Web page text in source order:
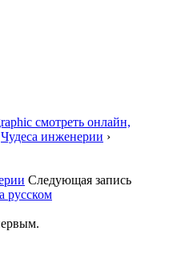
смотреть онлайн,
Чудеса инженерии ›
Следующая запись
русском